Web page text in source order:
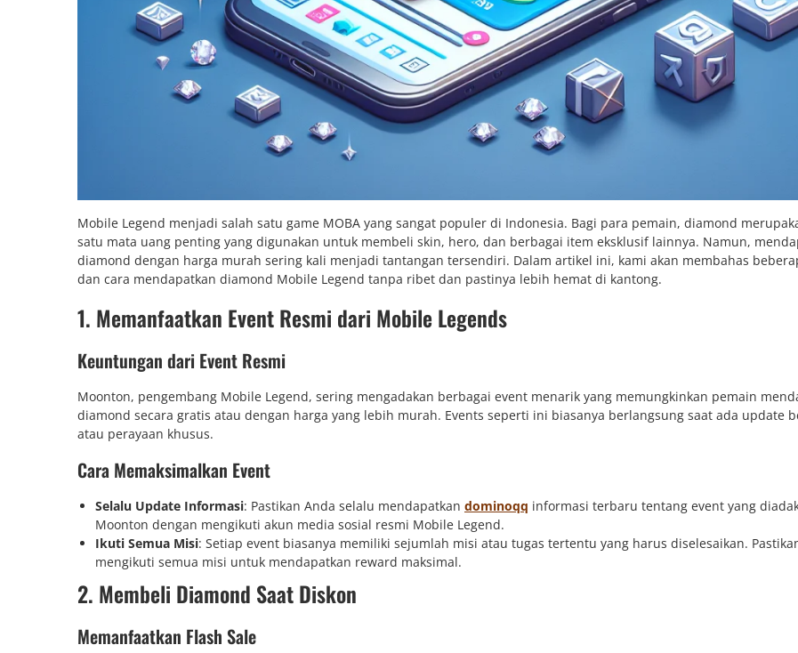
Mobile Legend menjadi salah satu game MOBA yang sangat populer di Indonesia. Bagi para pemain, diamond
satu mata uang penting yang digunakan untuk membeli skin, hero, dan berbagai item eksklusif lainnya. Namun,
diamond dengan harga murah sering kali menjadi tantangan tersendiri. Dalam artikel ini, kami akan membahas
dan cara mendapatkan diamond Mobile Legend tanpa ribet dan pastinya lebih hemat di kantong.
1. Memanfaatkan Event Resmi dari Mobile Legends
Keuntungan dari Event Resmi
Moonton, pengembang Mobile Legend, sering mengadakan berbagai event menarik yang memungkinkan pemain
diamond secara gratis atau dengan harga yang lebih murah. Events seperti ini biasanya berlangsung saat ada update
atau perayaan khusus.
Cara Memaksimalkan Event
Selalu Update Informasi: Pastikan Anda selalu mendapatkan dominoqq informasi terbaru tentang event yang
Moonton dengan mengikuti akun media sosial resmi Mobile Legend.
Ikuti Semua Misi: Setiap event biasanya memiliki sejumlah misi atau tugas tertentu yang harus diselesaikan.
mengikuti semua misi untuk mendapatkan reward maksimal.
2. Membeli Diamond Saat Diskon
Memanfaatkan Flash Sale